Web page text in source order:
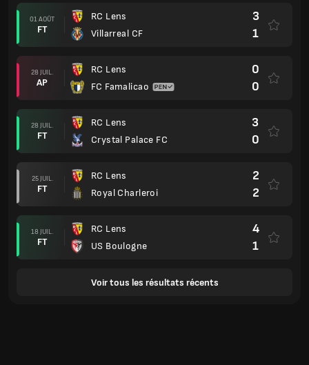
01 AOÛT
FT
RC Lens
Villarreal CF
3
1
28 JUIL.
AP
RC Lens
FC Famalicao
0
0
28 JUIL.
FT
RC Lens
Crystal Palace FC
3
0
25 JUIL.
FT
RC Lens
Royal Charleroi
2
2
18 JUIL.
FT
RC Lens
US Boulogne
4
1
Voir tous les résultats récents